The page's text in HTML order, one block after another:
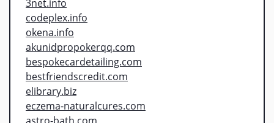
3net.info
codeplex.info
okena.info
akunidpropokerqq.com
bespokecardetailing.com
bestfriendscredit.com
elibrary.biz
eczema-naturalcures.com